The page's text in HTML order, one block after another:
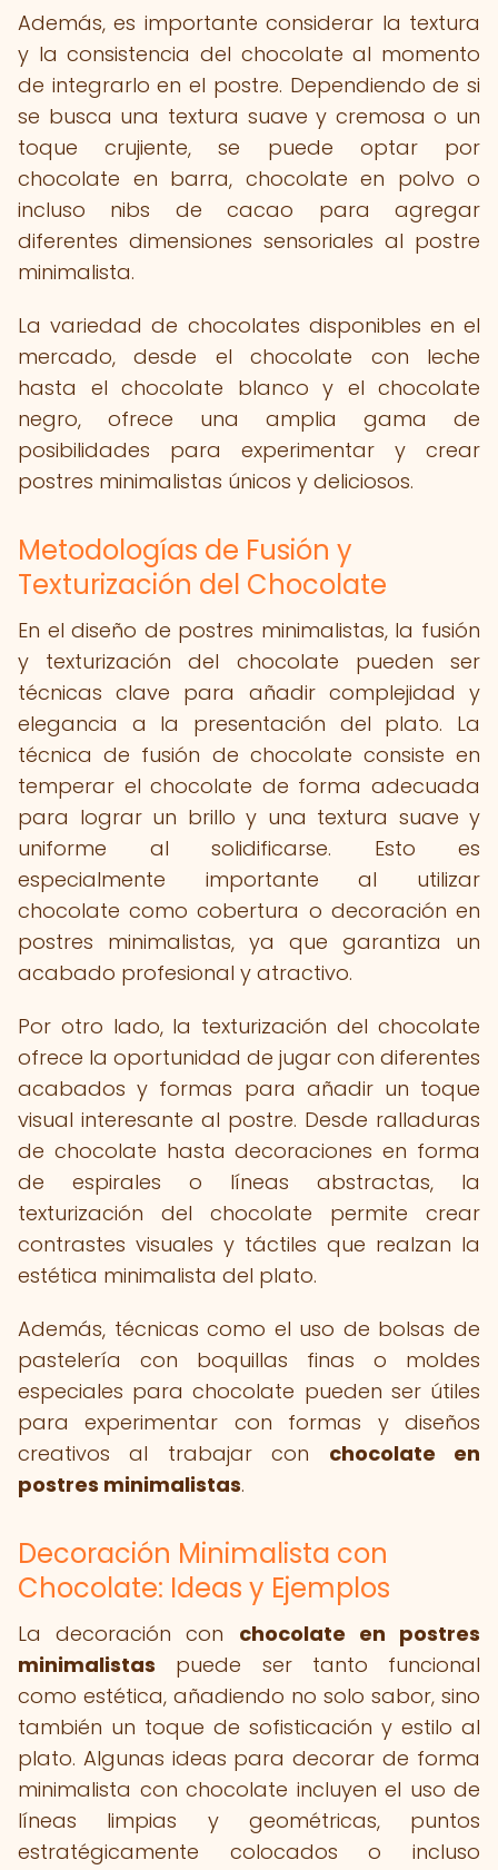
Además, es importante considerar la textura
y la consistencia del chocolate al momento
de integrarlo en el postre. Dependiendo de si
se busca una textura suave y cremosa o un
toque crujiente, se puede optar por
chocolate en barra, chocolate en polvo o
incluso nibs de cacao para agregar
diferentes dimensiones sensoriales al postre
minimalista.
La variedad de chocolates disponibles en el
mercado, desde el chocolate con leche
hasta el chocolate blanco y el chocolate
negro, ofrece una amplia gama de
posibilidades para experimentar y crear
postres minimalistas únicos y deliciosos.
Metodologías de Fusión y
Texturización del Chocolate
En el diseño de postres minimalistas, la fusión
y texturización del chocolate pueden ser
técnicas clave para añadir complejidad y
elegancia a la presentación del plato. La
técnica de fusión de chocolate consiste en
temperar el chocolate de forma adecuada
para lograr un brillo y una textura suave y
uniforme al solidificarse. Esto es
especialmente importante al utilizar
chocolate como cobertura o decoración en
postres minimalistas, ya que garantiza un
acabado profesional y atractivo.
Por otro lado, la texturización del chocolate
ofrece la oportunidad de jugar con diferentes
acabados y formas para añadir un toque
visual interesante al postre. Desde ralladuras
de chocolate hasta decoraciones en forma
de espirales o líneas abstractas, la
texturización del chocolate permite crear
contrastes visuales y táctiles que realzan la
estética minimalista del plato.
Además, técnicas como el uso de bolsas de
pastelería con boquillas finas o moldes
especiales para chocolate pueden ser útiles
para experimentar con formas y diseños
creativos al trabajar con chocolate en
postres minimalistas.
Decoración Minimalista con
Chocolate: Ideas y Ejemplos
La decoración con chocolate en postres
minimalistas puede ser tanto funcional
como estética, añadiendo no solo sabor, sino
también un toque de sofisticación y estilo al
plato. Algunas ideas para decorar de forma
minimalista con chocolate incluyen el uso de
líneas limpias y geométricas, puntos
estratégicamente colocados o incluso